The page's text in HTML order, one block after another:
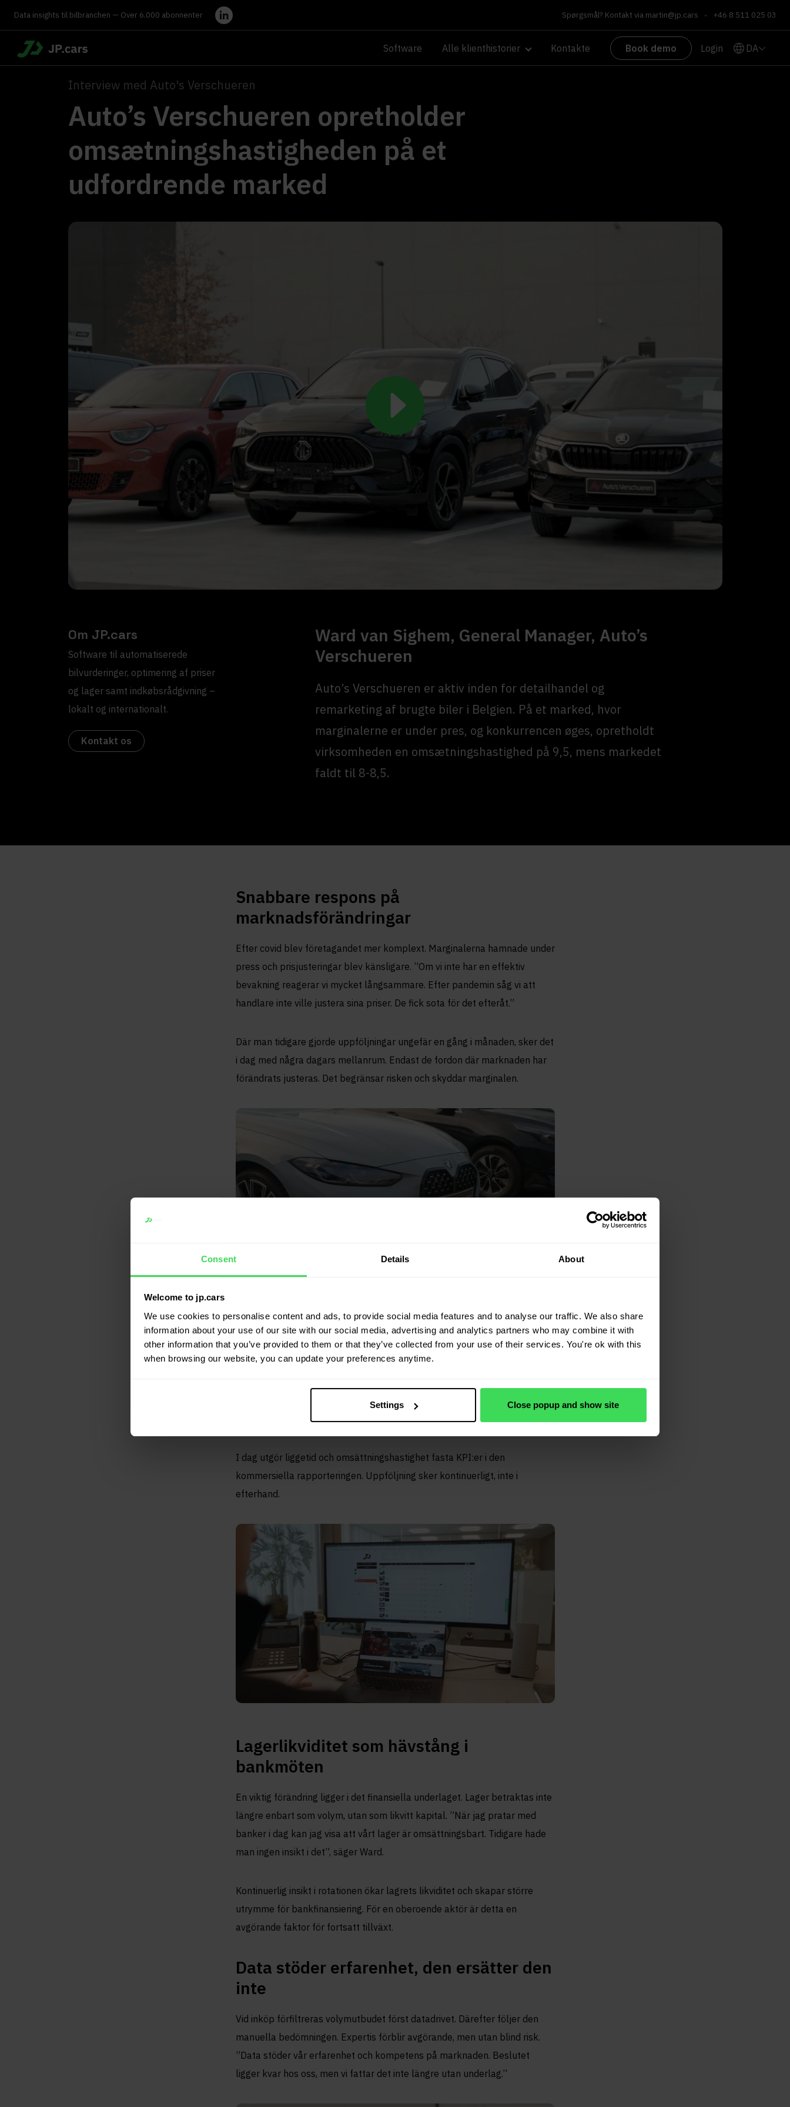
Consent Details About
Welcome to jp.cars
We use cookies to personalise content and ads, to provide social media features and to analyse our traffic. We also share
information about your use of our site with our social media, advertising and analytics partners who may combine it with
other information that you’ve provided to them or that they’ve collected from your use of their services. You're ok with this
when browsing our website, you can update your preferences anytime.
Settings Close popup and show site
Data insights til bilbranchen — Over 6.000 abonnenter Spørgsmål? Kontakt via martin@jp.cars • +46 8 511 025 03
Software Alle klienthistorier Kontakte Book demo Login DA
Interview med Auto's Verschueren
Auto’s Verschueren opretholder
omsætningshastigheden på et
udfordrende marked
Ward van Sighem, General Manager, Auto’s
Verschueren
Auto’s Verschueren er aktiv inden for detailhandel og
remarketing af brugte biler i Belgien. På et marked, hvor
marginalerne er under pres, og konkurrencen øges, opretholdt
virksomheden en omsætningshastighed på 9,5, mens markedet
faldt til 8-8,5.
Om JP.cars
Software til automatiserede
bilvurderinger, optimering af priser
og lager samt indkøbsrådgivning –
lokalt og internationalt.
Kontakt os
Snabbare respons på
marknadsförändringar
Efter covid blev företagandet mer komplext. Marginalerna hamnade under
press och prisjusteringar blev känsligare. ”Om vi inte har en effektiv
bevakning reagerar vi mycket långsammare. Efter pandemin såg vi att
handlare inte ville justera sina priser. De fick sota för det efteråt.”
Där man tidigare gjorde uppföljningar ungefär en gång i månaden, sker det
i dag med några dagars mellanrum. Endast de fordon där marknaden har
förändrats justeras. Det begränsar risken och skyddar marginalen.
Från magkänsla till KPI-styrd
lagerhantering
egna lagret saknades. ”Vi var i praktiken blinda utanför vårt eget lager. Vi
såg inte vad värdet var på olika fordon på marknaden.”
I dag utgör liggetid och omsättningshastighet fasta KPI:er i den
kommersiella rapporteringen. Uppföljning sker kontinuerligt, inte i
efterhand.
Lagerlikviditet som hävstång i
bankmöten
En viktig förändring ligger i det finansiella underlaget. Lager betraktas inte
längre enbart som volym, utan som likvitt kapital. ”När jag pratar med
banker i dag kan jag visa att vårt lager är omsättningsbart. Tidigare hade
man ingen insikt i det”, säger Ward.
Kontinuerlig insikt i rotationen ökar lagrets likviditet och skapar större
utrymme för bankfinansiering. För en oberoende aktör är detta en
avgörande faktor för fortsatt tillväxt.
Data stöder erfarenhet, den ersätter den
inte
Vid inköp förfiltreras volymutbudet först datadrivet. Därefter följer den
manuella bedömningen. Expertis förblir avgörande, men utan blind risk.
”Data stöder vår erfarenhet och kompetens på marknaden. Beslutet
ligger kvar hos oss, men vi fattar det inte längre utan underlag.”